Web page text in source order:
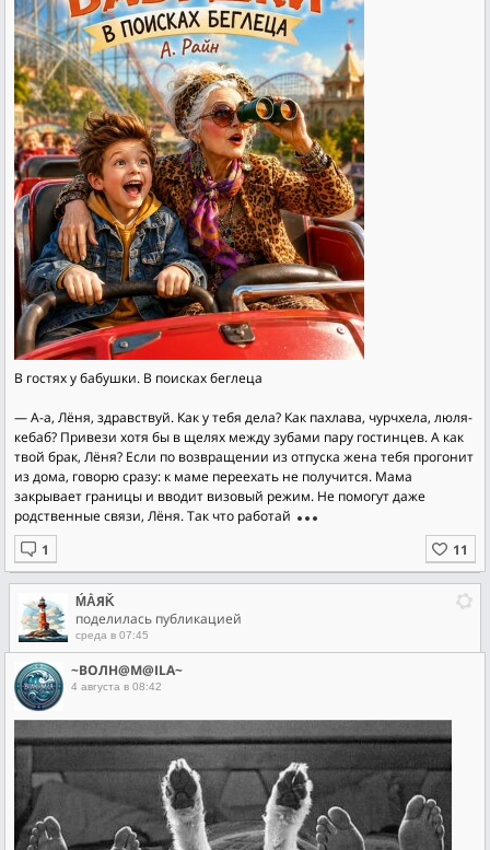
В гостях у бабушки. В поисках беглеца
— А-а, Лёня, здравствуй. Как у тебя дела? Как пахлава, чурчхела, люля-
кебаб? Привези хотя бы в щелях между зубами пару гостинцев. А как
твой брак, Лёня? Если по возвращении из отпуска жена тебя прогонит
из дома, говорю сразу: к маме переехать не получится. Мама
закрывает границы и вводит визовый режим. Не помогут даже
родственные связи, Лёня. Так что работай
ḾẰЯǨ
поделилась публикацией
среда в 07:45
~ВОЛН@М@ILA~
4 августа в 08:42